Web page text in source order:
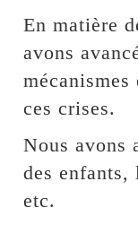
En matière
avons
ces crises.
Nous avons
des enfants,
etc.